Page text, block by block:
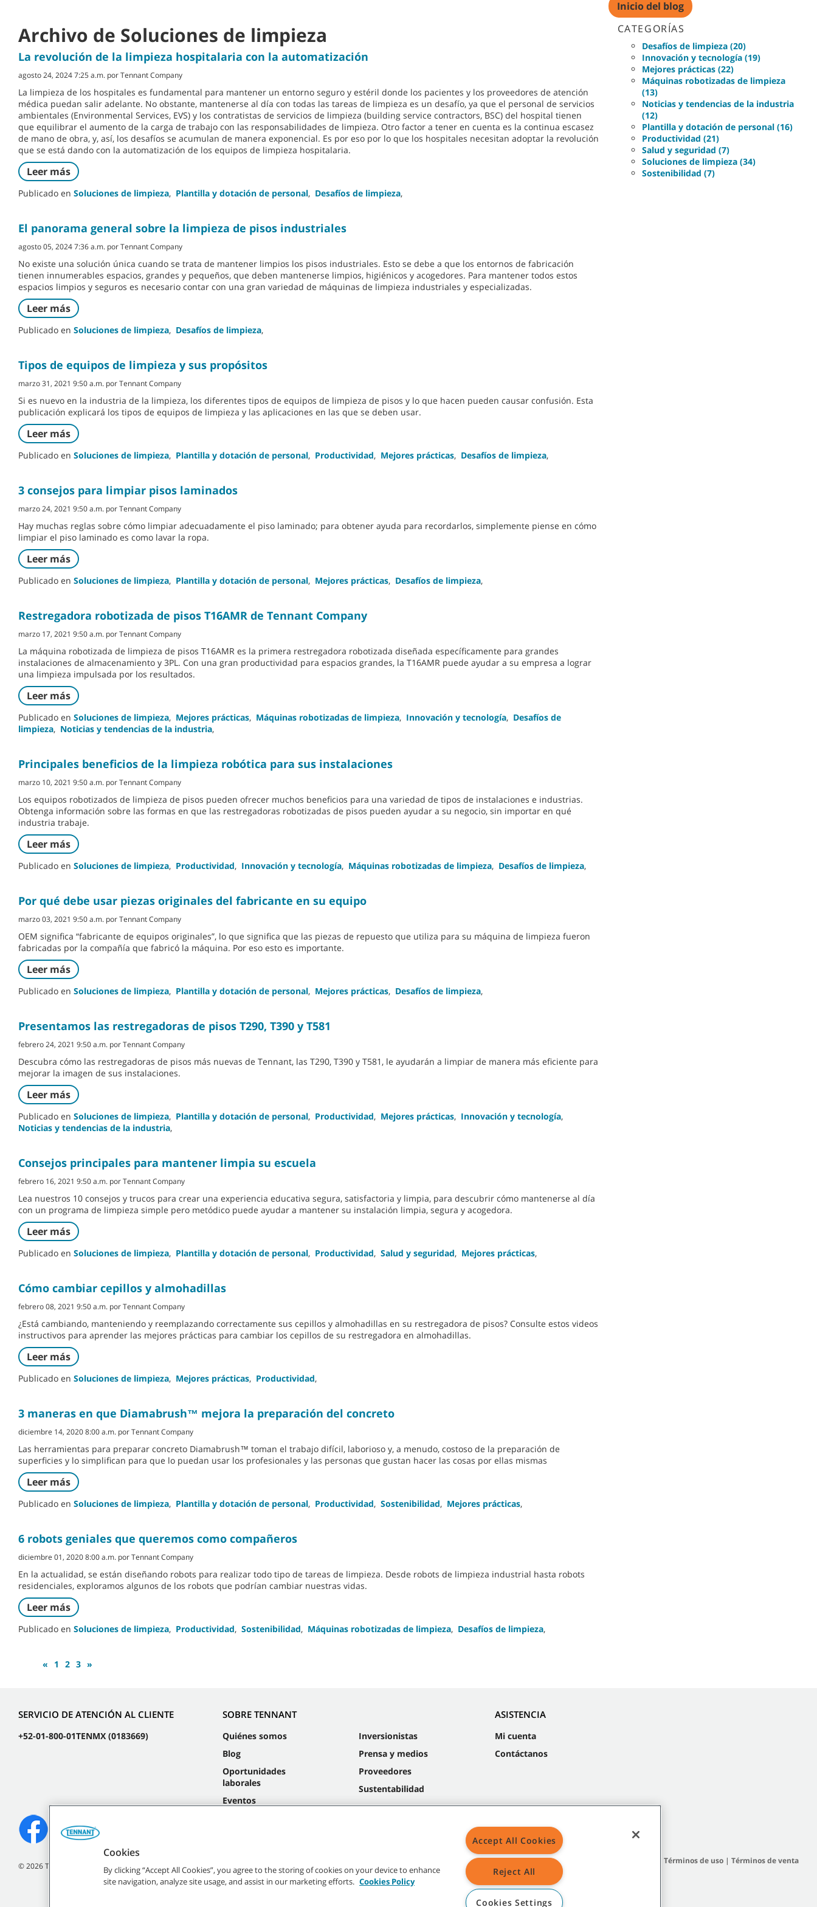
Archivo de Soluciones de limpieza
La revolución de la limpieza hospitalaria con la automatización
agosto 24, 2024 7:25 a.m. por Tennant Company
La limpieza de los hospitales es fundamental para mantener un entorno seguro y estéril donde los pacientes y los proveedores de atención
médica puedan salir adelante. No obstante, mantenerse al día con todas las tareas de limpieza es un desafío, ya que el personal de servicios
ambientales (Environmental Services, EVS) y los contratistas de servicios de limpieza (building service contractors, BSC) del hospital tienen
que equilibrar el aumento de la carga de trabajo con las responsabilidades de limpieza. Otro factor a tener en cuenta es la continua escasez
de mano de obra, y, así, los desafíos se acumulan de manera exponencial. Es por eso por lo que los hospitales necesitan adoptar la revolución
que se está dando con la automatización de los equipos de limpieza hospitalaria.
Leer más
Publicado en Soluciones de limpieza, Plantilla y dotación de personal, Desafíos de limpieza,
El panorama general sobre la limpieza de pisos industriales
agosto 05, 2024 7:36 a.m. por Tennant Company
No existe una solución única cuando se trata de mantener limpios los pisos industriales. Esto se debe a que los entornos de fabricación
tienen innumerables espacios, grandes y pequeños, que deben mantenerse limpios, higiénicos y acogedores. Para mantener todos estos
espacios limpios y seguros es necesario contar con una gran variedad de máquinas de limpieza industriales y especializadas.
Leer más
Publicado en Soluciones de limpieza, Desafíos de limpieza,
Tipos de equipos de limpieza y sus propósitos
marzo 31, 2021 9:50 a.m. por Tennant Company
Si es nuevo en la industria de la limpieza, los diferentes tipos de equipos de limpieza de pisos y lo que hacen pueden causar confusión. Esta
publicación explicará los tipos de equipos de limpieza y las aplicaciones en las que se deben usar.
Leer más
Publicado en Soluciones de limpieza, Plantilla y dotación de personal, Productividad, Mejores prácticas, Desafíos de limpieza,
3 consejos para limpiar pisos laminados
marzo 24, 2021 9:50 a.m. por Tennant Company
Hay muchas reglas sobre cómo limpiar adecuadamente el piso laminado; para obtener ayuda para recordarlos, simplemente piense en cómo
limpiar el piso laminado es como lavar la ropa.
Leer más
Publicado en Soluciones de limpieza, Plantilla y dotación de personal, Mejores prácticas, Desafíos de limpieza,
Restregadora robotizada de pisos T16AMR de Tennant Company
marzo 17, 2021 9:50 a.m. por Tennant Company
La máquina robotizada de limpieza de pisos T16AMR es la primera restregadora robotizada diseñada específicamente para grandes
instalaciones de almacenamiento y 3PL. Con una gran productividad para espacios grandes, la T16AMR puede ayudar a su empresa a lograr
una limpieza impulsada por los resultados.
Leer más
Publicado en Soluciones de limpieza, Mejores prácticas, Máquinas robotizadas de limpieza, Innovación y tecnología, Desafíos de
limpieza, Noticias y tendencias de la industria,
Principales beneficios de la limpieza robótica para sus instalaciones
marzo 10, 2021 9:50 a.m. por Tennant Company
Los equipos robotizados de limpieza de pisos pueden ofrecer muchos beneficios para una variedad de tipos de instalaciones e industrias.
Obtenga información sobre las formas en que las restregadoras robotizadas de pisos pueden ayudar a su negocio, sin importar en qué
industria trabaje.
Leer más
Publicado en Soluciones de limpieza, Productividad, Innovación y tecnología, Máquinas robotizadas de limpieza, Desafíos de limpieza,
Por qué debe usar piezas originales del fabricante en su equipo
marzo 03, 2021 9:50 a.m. por Tennant Company
OEM significa “fabricante de equipos originales”, lo que significa que las piezas de repuesto que utiliza para su máquina de limpieza fueron
fabricadas por la compañía que fabricó la máquina. Por eso esto es importante.
Leer más
Publicado en Soluciones de limpieza, Plantilla y dotación de personal, Mejores prácticas, Desafíos de limpieza,
Presentamos las restregadoras de pisos T290, T390 y T581
febrero 24, 2021 9:50 a.m. por Tennant Company
Descubra cómo las restregadoras de pisos más nuevas de Tennant, las T290, T390 y T581, le ayudarán a limpiar de manera más eficiente para
mejorar la imagen de sus instalaciones.
Leer más
Publicado en Soluciones de limpieza, Plantilla y dotación de personal, Productividad, Mejores prácticas, Innovación y tecnología,
Noticias y tendencias de la industria,
Consejos principales para mantener limpia su escuela
febrero 16, 2021 9:50 a.m. por Tennant Company
Lea nuestros 10 consejos y trucos para crear una experiencia educativa segura, satisfactoria y limpia, para descubrir cómo mantenerse al día
con un programa de limpieza simple pero metódico puede ayudar a mantener su instalación limpia, segura y acogedora.
Leer más
Publicado en Soluciones de limpieza, Plantilla y dotación de personal, Productividad, Salud y seguridad, Mejores prácticas,
Cómo cambiar cepillos y almohadillas
febrero 08, 2021 9:50 a.m. por Tennant Company
¿Está cambiando, manteniendo y reemplazando correctamente sus cepillos y almohadillas en su restregadora de pisos? Consulte estos videos
instructivos para aprender las mejores prácticas para cambiar los cepillos de su restregadora en almohadillas.
Leer más
Publicado en Soluciones de limpieza, Mejores prácticas, Productividad,
3 maneras en que Diamabrush™ mejora la preparación del concreto
diciembre 14, 2020 8:00 a.m. por Tennant Company
Las herramientas para preparar concreto Diamabrush™ toman el trabajo difícil, laborioso y, a menudo, costoso de la preparación de
superficies y lo simplifican para que lo puedan usar los profesionales y las personas que gustan hacer las cosas por ellas mismas
Leer más
Publicado en Soluciones de limpieza, Plantilla y dotación de personal, Productividad, Sostenibilidad, Mejores prácticas,
6 robots geniales que queremos como compañeros
diciembre 01, 2020 8:00 a.m. por Tennant Company
En la actualidad, se están diseñando robots para realizar todo tipo de tareas de limpieza. Desde robots de limpieza industrial hasta robots
residenciales, exploramos algunos de los robots que podrían cambiar nuestras vidas.
Leer más
Publicado en Soluciones de limpieza, Productividad, Sostenibilidad, Máquinas robotizadas de limpieza, Desafíos de limpieza,
« 1 2 3 »
Inicio del blog
CATEGORÍAS
Desafíos de limpieza (20)
Innovación y tecnología (19)
Mejores prácticas (22)
Máquinas robotizadas de limpieza
(13)
Noticias y tendencias de la industria
(12)
Plantilla y dotación de personal (16)
Productividad (21)
Salud y seguridad (7)
Soluciones de limpieza (34)
Sostenibilidad (7)
SERVICIO DE ATENCIÓN AL CLIENTE
+52-01-800-01TENMX (0183669)
SOBRE TENNANT
Quiénes somos
Blog
Oportunidades
laborales
Eventos
Inversionistas
Prensa y medios
Proveedores
Sustentabilidad
ASISTENCIA
Mi cuenta
Contáctanos
©2026Tennant Company. Todos los derechos reservados.
Mapa del sitio Términos de uso| Términos de venta
Cookies
By clicking “Accept All Cookies”, you agree to the storing of cookies on your device to enhance
site navigation, analyze site usage, and assist in our marketing efforts. Cookies Policy
Accept All Cookies
Reject All
Cookies Settings